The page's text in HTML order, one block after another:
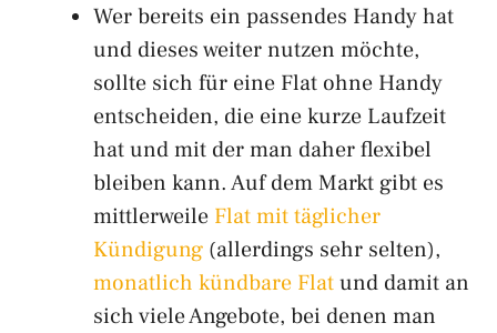
Wer bereits ein passendes Handy hat
und dieses weiter nutzen möchte,
sollte sich für eine Flat ohne Handy
entscheiden, die eine kurze Laufzeit
hat und mit der man daher flexibel
bleiben kann. Auf dem Markt gibt es
mittlerweile Flat mit täglicher
Kündigung (allerdings sehr selten),
monatlich kündbare Flatund damit an
sich viele Angebote, bei denen man